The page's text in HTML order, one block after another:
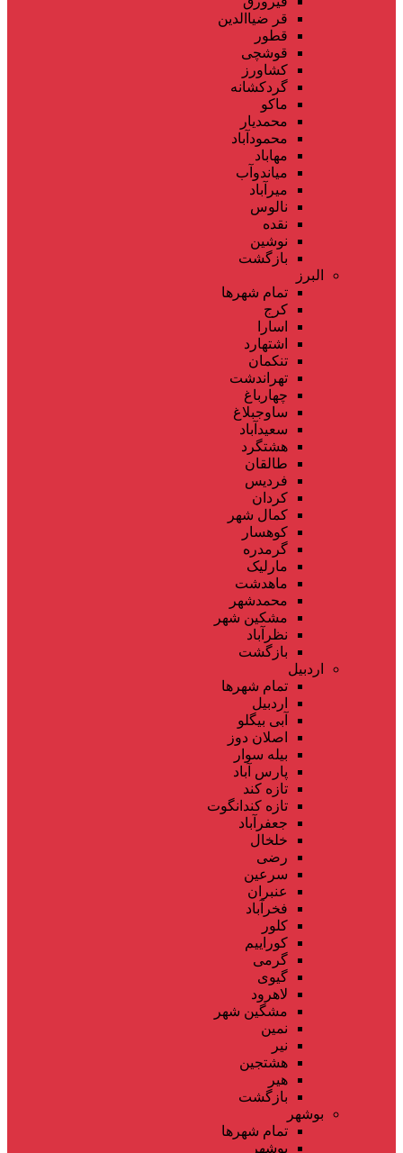
قر ضیاالدین
قطور
قوشچی
کشاورز
گردکشانه
ماکو
محمدیار
محمودآباد
مهاباد
میاندوآب
میرآباد
نالوس
نقده
نوشین
بازگشت
البرز
تمام شهر‌ها
کرج
اسارا
اشتهارد
تنکمان
تهراندشت
چهارباغ
ساوجبلاغ
سعیدآباد
هشتگرد
طالقان
فردیس
کردان
کمال شهر
کوهسار
گرمدره
مارلیک
ماهدشت
محمدشهر
مشکین شهر
نظرآباد
بازگشت
اردبیل
تمام شهر‌ها
اردبیل
آبی بیگلو
اصلان دوز
بیله سوار
پارس آباد
تازه کند
تازه کندانگوت
جعفرآباد
خلخال
رضی
سرعین
عنبران
فخرآباد
کلور
کوراییم
گرمی
گیوی
لاهرود
مشگین شهر
نمین
نیر
هشتجین
هیر
بازگشت
بوشهر
تمام شهر‌ها
بوشهر